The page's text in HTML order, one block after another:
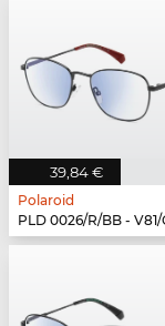
39,84 €
Polaroid
PLD 0026/R/BB - V81/